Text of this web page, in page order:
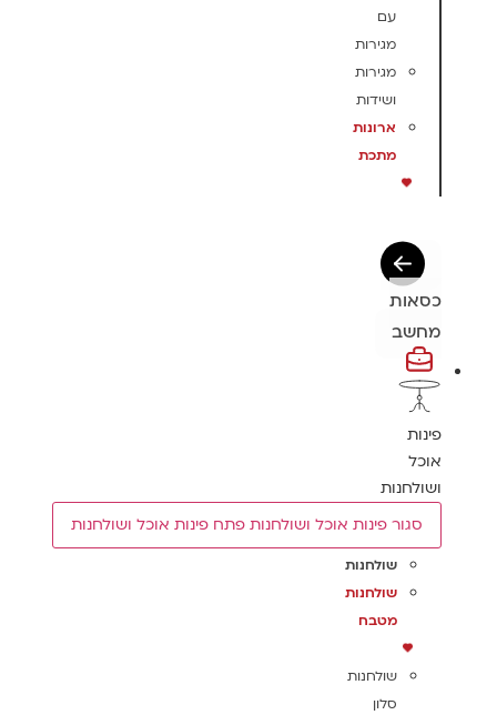
עם
מגירות
מגירות
ושידות
ארונות
מתכת
כסאות
מחשב
פינות
אוכל
ושולחנות
סגור פינות אוכל ושולחנות פתח פינות אוכל ושולחנות
שולחנות
שולחנות
מטבח
שולחנות
סלון